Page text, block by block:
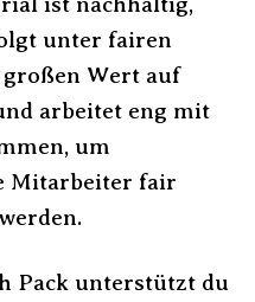
unter fairen
großen Wert auf
arbeitet eng mit
um
Mitarbeiter fair
Pack unterstützt du